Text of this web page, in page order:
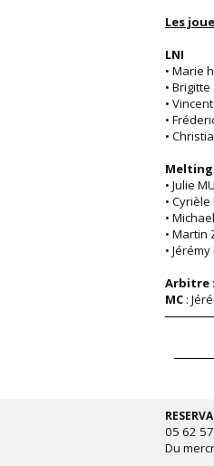
Les
LNI
• Marie
• Brigitte
• Vincent
•
•
• Julie
• Cyrièle
•
• Martin
• Jérémy
Arbitre
MC :
05 62
Du